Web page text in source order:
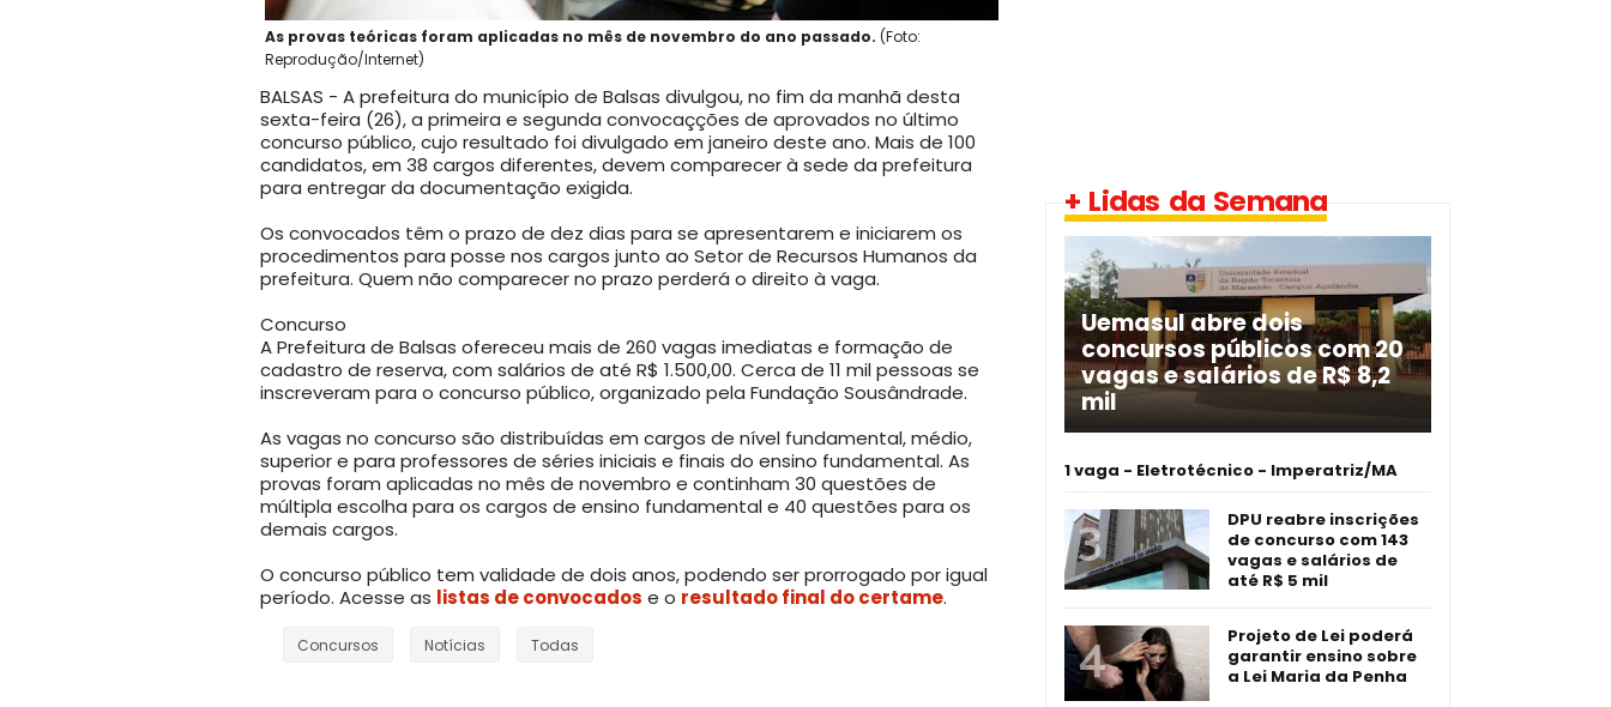
As provas teóricas foram aplicadas no mês de novembro do ano passado. (Foto:
Reprodução/Internet)
BALSAS - A prefeitura do município de Balsas divulgou, no fim da manhã desta
sexta-feira (26), a primeira e segunda convocaçções de aprovados no último
concurso público, cujo resultado foi divulgado em janeiro deste ano. Mais de 100
candidatos, em 38 cargos diferentes, devem comparecer à sede da prefeitura
para entregar da documentação exigida.
Os convocados têm o prazo de dez dias para se apresentarem e iniciarem os
procedimentos para posse nos cargos junto ao Setor de Recursos Humanos da
prefeitura. Quem não comparecer no prazo perderá o direito à vaga.
Concurso
A Prefeitura de Balsas ofereceu mais de 260 vagas imediatas e formação de
cadastro de reserva, com salários de até R$ 1.500,00. Cerca de 11 mil pessoas se
inscreveram para o concurso público, organizado pela Fundação Sousândrade.
As vagas no concurso são distribuídas em cargos de nível fundamental, médio,
superior e para professores de séries iniciais e finais do ensino fundamental. As
provas foram aplicadas no mês de novembro e continham 30 questões de
múltipla escolha para os cargos de ensino fundamental e 40 questões para os
demais cargos.
O concurso público tem validade de dois anos, podendo ser prorrogado por igual
período. Acesse as listas de convocados e o resultado final do certame.
Concursos Notícias Todas
+ Lidas da Semana
Uemasul abre dois
concursos públicos com 20
vagas e salários de R$ 8,2
mil
1 vaga - Eletrotécnico -­ Imperatriz/MA
DPU reabre inscrições
de concurso com 143
vagas e salários de
até R$ 5 mil
Projeto de Lei poderá
garantir ensino sobre
a Lei Maria da Penha